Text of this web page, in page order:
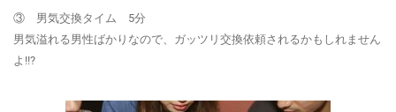
③ 男気交換タイム 5分
男気溢れる男性ばかりなので、ガッツリ交換依頼されるかもしれません
よ!!?